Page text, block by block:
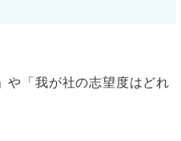
や「我が社の志望度はどれ